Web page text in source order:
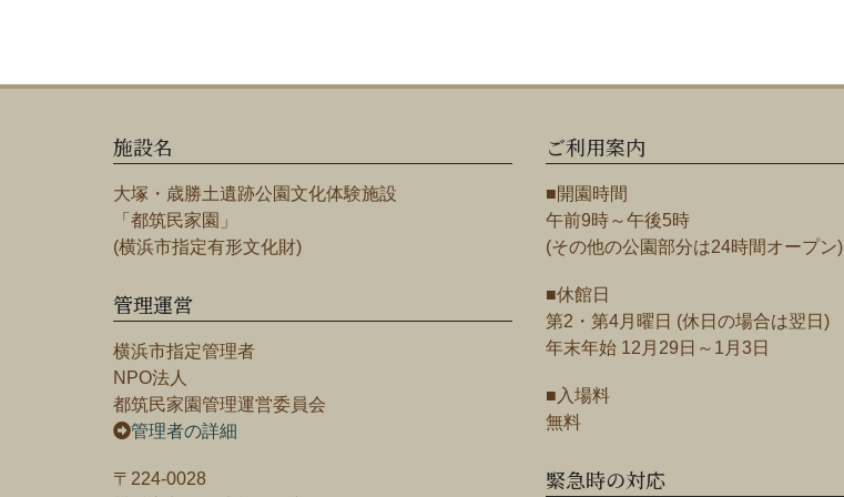
施設名
大塚・歳勝土遺跡公園文化体験施設
「都筑民家園」
(横浜市指定有形文化財)
管理運営
横浜市指定管理者
NPO法人
都筑民家園管理運営委員会
管理者の詳細
〒224-0028
ご利用案内
■開園時間
午前9時～午後5時
(その他の公園部分は24時間オープン)
■休館日
第2・第4月曜日 (休日の場合は翌日)
年末年始 12月29日～1月3日
■入場料
無料
緊急時の対応